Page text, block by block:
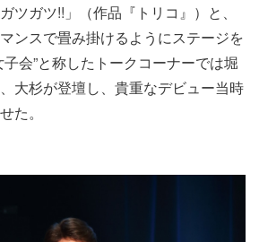
ツガツ!!」（作品​『トリコ』​）と、
ンスで畳み掛けるようにステージを
会”と称したトークコーナーでは堀
大杉が登壇し、貴重なデビュー当時
た。